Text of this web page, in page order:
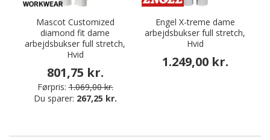
Mascot Customized
diamond fit dame
arbejdsbukser full stretch,
Hvid
801,75 kr.
Førpris: 1.069,00 kr.
Du sparer: 267,25 kr.
Engel X-treme dame
arbejdsbukser full stretch,
Hvid
1.249,00 kr.